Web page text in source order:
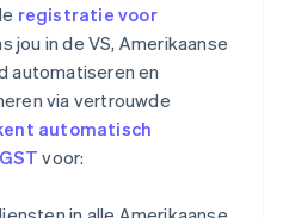
registratie voor
jou in de VS, Amerikaanse
automatiseren en
via vertrouwde
automatisch
voor: